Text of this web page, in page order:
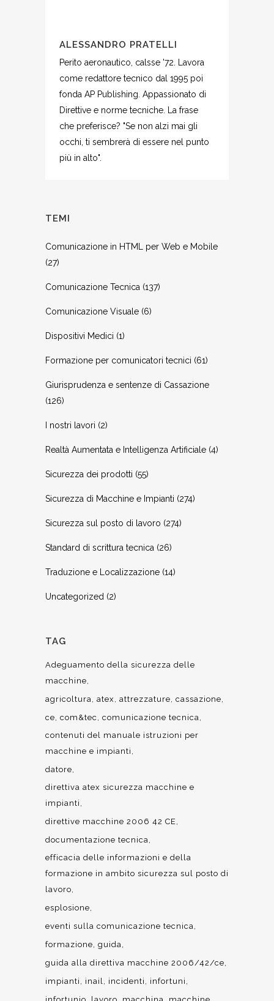
ALESSANDRO PRATELLI
Perito aeronautico, calsse '72. Lavora
come redattore tecnico dal 1995 poi
fonda AP Publishing. Appassionato di
Direttive e norme tecniche. La frase
che preferisce? "Se non alzi mai gli
occhi, ti sembrerà di essere nel punto
più in alto".
TEMI
Comunicazione in HTML per Web e Mobile
(27)
Comunicazione Tecnica (137)
Comunicazione Visuale (6)
Dispositivi Medici (1)
Formazione per comunicatori tecnici (61)
Giurisprudenza e sentenze di Cassazione
(126)
I nostri lavori (2)
Realtà Aumentata e Intelligenza Artificiale (4)
Sicurezza dei prodotti (55)
Sicurezza di Macchine e Impianti (274)
Sicurezza sul posto di lavoro (274)
Standard di scrittura tecnica (26)
Traduzione e Localizzazione (14)
Uncategorized (2)
TAG
Adeguamento della sicurezza delle
macchine
agricoltura atex attrezzature cassazione
ce com&tec
comunicazione tecnica
contenuti del manuale istruzioni per
macchine e impianti
datore
direttiva atex sicurezza macchine e
impianti
direttive macchine 2006 42 CE
documentazione tecnica
efficacia delle informazioni e della
formazione in ambito sicurezza sul posto di
lavoro
esplosione
eventi sulla comunicazione tecnica
formazione guida
guida alla direttiva macchine 2006/42/ce
impianti
inail incidenti
infortuni